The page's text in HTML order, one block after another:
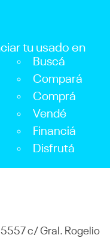
tu usado en
Buscá
Compará
Comprá
Vendé
Financiá
Disfrutá
c/ Gral. Rogelio